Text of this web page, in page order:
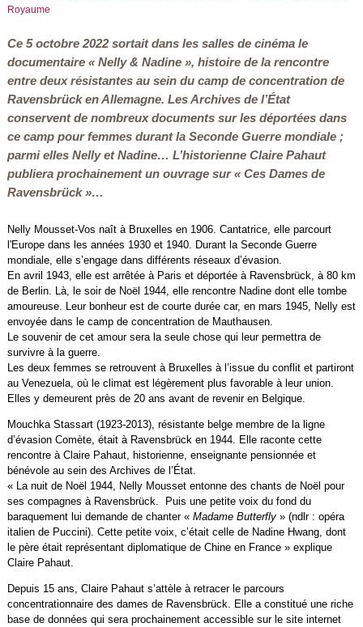
Royaume
Ce 5 octobre 2022 sortait dans les salles de cinéma le
documentaire « Nelly & Nadine », histoire de la rencontre
entre deux résistantes au sein du camp de concentration de
Ravensbrück en Allemagne. Les Archives de l’État
conservent de nombreux documents sur les déportées dans
ce camp pour femmes durant la Seconde Guerre mondiale ;
parmi elles Nelly et Nadine… L’historienne Claire Pahaut
publiera prochainement un ouvrage sur « Ces Dames de
Ravensbrück »…
Nelly Mousset-Vos naît à Bruxelles en 1906. Cantatrice, elle parcourt
l'Europe dans les années 1930 et 1940. Durant la Seconde Guerre
mondiale, elle s’engage dans différents réseaux d’évasion.
En avril 1943, elle est arrêtée à Paris et déportée à Ravensbrück, à 80 km
de Berlin. Là, le soir de Noël 1944, elle rencontre Nadine dont elle tombe
amoureuse. Leur bonheur est de courte durée car, en mars 1945, Nelly est
envoyée dans le camp de concentration de Mauthausen.
Le souvenir de cet amour sera la seule chose qui leur permettra de
survivre à la guerre.
Les deux femmes se retrouvent à Bruxelles à l’issue du conflit et partiront
au Venezuela, où le climat est légèrement plus favorable à leur union.
Elles y demeurent près de 20 ans avant de revenir en Belgique.
Mouchka Stassart (1923-2013), résistante belge membre de la ligne
d’évasion Comète, était à Ravensbrück en 1944. Elle raconte cette
rencontre à Claire Pahaut, historienne, enseignante pensionnée et
bénévole au sein des Archives de l’État.
« La nuit de Noël 1944, Nelly Mousset entonne des chants de Noël pour
ses compagnes à Ravensbrück. Puis une petite voix du fond du
baraquement lui demande de chanter « Madame Butterfly » (ndlr : opéra
italien de Puccini). Cette petite voix, c’était celle de Nadine Hwang, dont
le père était représentant diplomatique de Chine en France » explique
Claire Pahaut.
Depuis 15 ans, Claire Pahaut s’attèle à retracer le parcours
concentrationnaire des dames de Ravensbrück. Elle a constitué une riche
base de données qui sera prochainement accessible sur le site internet